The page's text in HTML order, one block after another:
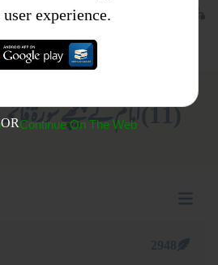
نماز
کتب
فتاوی
(11) امام کے پیچھے سورة فاتحہ پڑھنا کیسا ہے الخ
experience.
ORContinue On The Web